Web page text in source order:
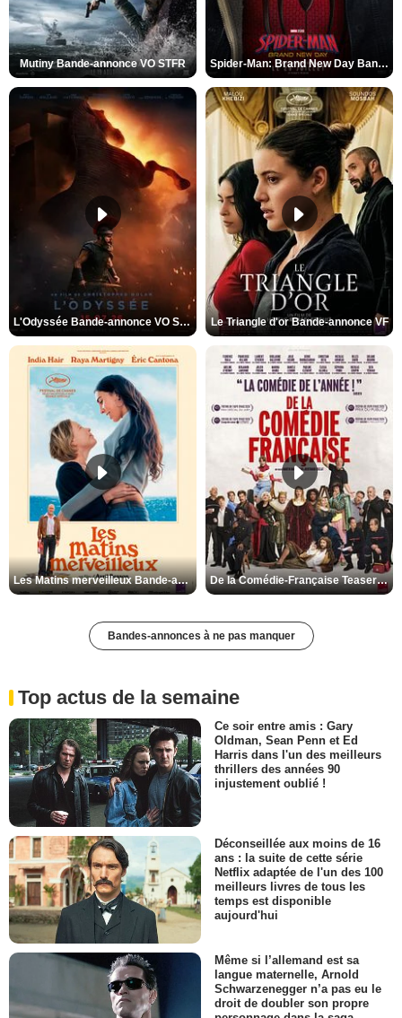
Mutiny Bande-annonce VO STFR Spider-Man: Brand New Day Bande-annonce VO STFR
L'Odyssée Bande-annonce VO STFR Le Triangle d'or Bande-annonce VF
Les Matins merveilleux Bande-annonce VF De la Comédie-Française Teaser VF
Bandes-annonces à ne pas manquer
Top actus de la semaine
Ce soir entre amis : Gary
Oldman, Sean Penn et Ed
Harris dans l'un des meilleurs
thrillers des années 90
injustement oublié !
Déconseillée aux moins de 16
ans : la suite de cette série
Netflix adaptée de l'un des 100
meilleurs livres de tous les
temps est disponible
aujourd'hui
Même si l’allemand est sa
langue maternelle, Arnold
Schwarzenegger n’a pas eu le
droit de doubler son propre